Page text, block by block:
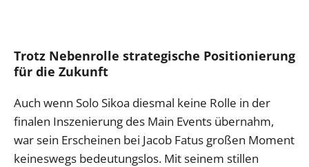
Trotz Nebenrolle strategische Positionierung
für die Zukunft
Auch wenn Solo Sikoa diesmal keine Rolle in der
finalen Inszenierung des Main Events übernahm,
war sein Erscheinen bei Jacob Fatus großen Moment
keineswegs bedeutungslos. Mit seinem stillen